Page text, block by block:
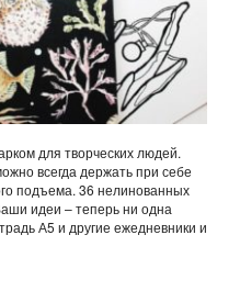
для творческих людей.
всегда держать при себе
подъема. 36 нелинованных
идеи – теперь ни одна
А5 и другие ежедневники и